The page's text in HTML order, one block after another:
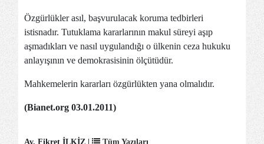
Özgürlükler asıl, başvurulacak koruma tedbirleri
istisnadır. Tutuklama kararlarının makul süreyi aşıp
aşmadıkları ve nasıl uygulandığı o ülkenin ceza hukuku
anlayışının ve demokrasisinin ölçütüdür.
Mahkemelerin kararları özgürlükten yana olmalıdır.
(Bianet.org 03.01.2011)
Av. Fikret İLKİZ | Tüm Yazıları